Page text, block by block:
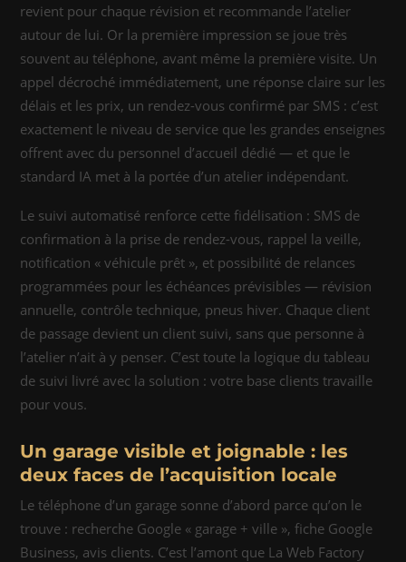
revient pour chaque révision et recommande l’atelier
autour de lui. Or la première impression se joue très
souvent au téléphone, avant même la première visite. Un
appel décroché immédiatement, une réponse claire sur les
délais et les prix, un rendez-vous confirmé par SMS : c’est
exactement le niveau de service que les grandes enseignes
offrent avec du personnel d’accueil dédié — et que le
standard IA met à la portée d’un atelier indépendant.
Le suivi automatisé renforce cette fidélisation : SMS de
confirmation à la prise de rendez-vous, rappel la veille,
notification « véhicule prêt », et possibilité de relances
programmées pour les échéances prévisibles — révision
annuelle, contrôle technique, pneus hiver. Chaque client
de passage devient un client suivi, sans que personne à
l’atelier n’ait à y penser. C’est toute la logique du tableau
de suivi livré avec la solution : votre base clients travaille
pour vous.
Un garage visible et joignable : les
deux faces de l’acquisition locale
Le téléphone d’un garage sonne d’abord parce qu’on le
trouve : recherche Google « garage + ville », fiche Google
Business, avis clients. C’est l’amont que La Web Factory